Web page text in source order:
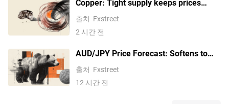
Copper: Tight supply keeps prices
elevated – ING
출처 Fxstreet
2 시간 전
AUD/JPY Price Forecast: Softens to
near 111.00 as bearish bias holds
below key technical barriers
출처 Fxstreet
12 시간 전